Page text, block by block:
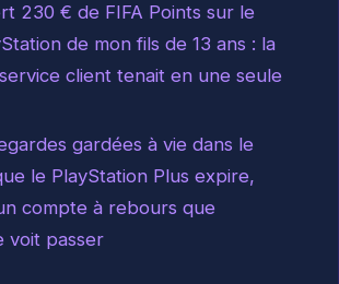
230 € de FIFA Points sur le
de mon fils de 13 ans : la
client tenait en une seule
gardées à vie dans le
le PlayStation Plus expire,
compte à rebours que
voit passer